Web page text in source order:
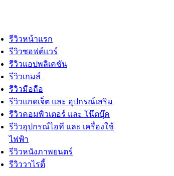
รีวิวหน้าแรก
รีวิวซอฟต์แวร์
รีวิวแอปพลิเคชัน
รีวิวเกมส์
รีวิวมือถือ
รีวิวแกดเจ็ต และ อุปกรณ์เสริม
รีวิวคอมพิวเตอร์ และ โน๊ตบุ๊ค
รีวิวอุปกรณ์ไอที และ เครื่องใช้
ไฟฟ้า
รีวิวหนังภาพยนตร์
รีวิววาไรตี้